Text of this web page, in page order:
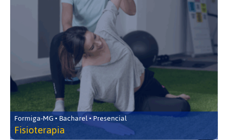
Formiga-MG • Bacharel • Presencial
Fisioterapia